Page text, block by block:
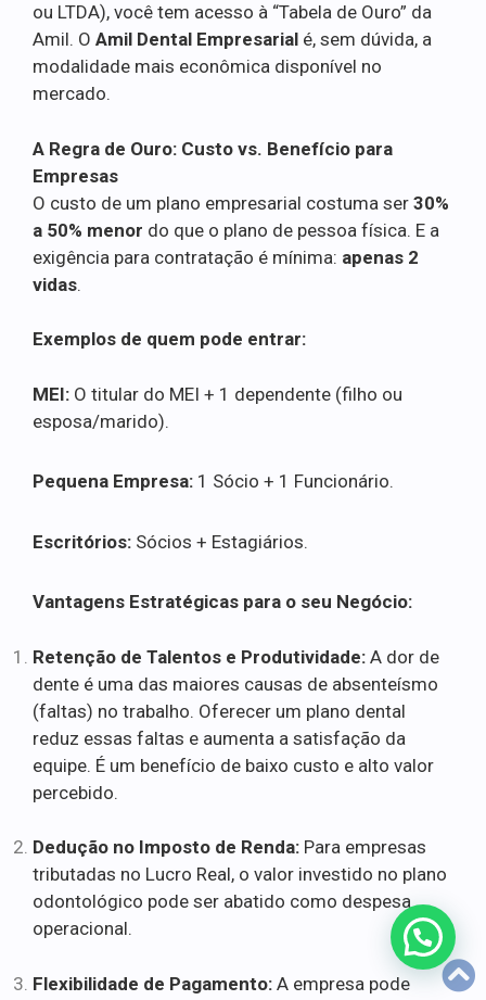
ou LTDA), você tem acesso à “Tabela de Ouro” da
Amil. O Amil Dental Empresarial é, sem dúvida, a
modalidade mais econômica disponível no
mercado.
A Regra de Ouro: Custo vs. Benefício para
Empresas
O custo de um plano empresarial costuma ser 30%
a 50% menor do que o plano de pessoa física. E a
exigência para contratação é mínima: apenas 2
vidas.
Exemplos de quem pode entrar:
MEI: O titular do MEI + 1 dependente (filho ou
esposa/marido).
Pequena Empresa: 1 Sócio + 1 Funcionário.
Escritórios: Sócios + Estagiários.
Vantagens Estratégicas para o seu Negócio:
Retenção de Talentos e Produtividade: A dor de
dente é uma das maiores causas de absenteísmo
(faltas) no trabalho. Oferecer um plano dental
reduz essas faltas e aumenta a satisfação da
equipe. É um benefício de baixo custo e alto valor
percebido.
Dedução no Imposto de Renda: Para empresas
tributadas no Lucro Real, o valor investido no plano
odontológico pode ser abatido como despesa
operacional.
Flexibilidade de Pagamento: A empresa pode